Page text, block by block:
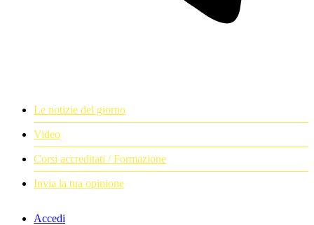
Le notizie del giorno
Video
Corsi accreditati / Formazione
Invia la tua opinione
Accedi